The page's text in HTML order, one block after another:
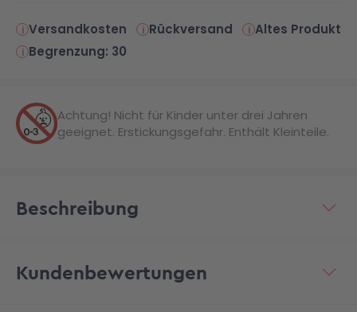
Versandkosten Rückversand
Altes Produkt
Begrenzung: 30
Achtung! Nicht für Kinder unter drei Jahren
geeignet. Erstickungsgefahr. Enthält Kleinteile.
Beschreibung
Kundenbewertungen